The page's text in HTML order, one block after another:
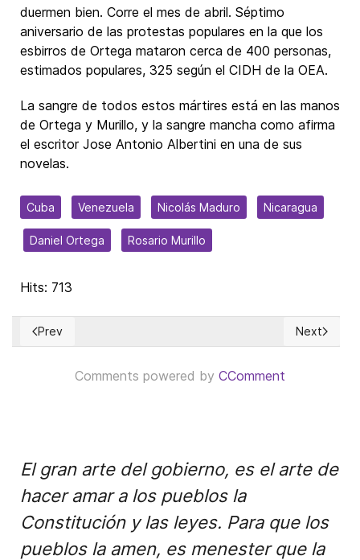
duermen bien. Corre el mes de abril. Séptimo
aniversario de las protestas populares en la que los
esbirros de Ortega mataron cerca de 400 personas,
estimados populares, 325 según el CIDH de la OEA.
La sangre de todos estos mártires está en las manos
de Ortega y Murillo, y la sangre mancha como afirma
el escritor Jose Antonio Albertini en una de sus
novelas.
Cuba Venezuela Nicolás Maduro Nicaragua
Daniel Ortega Rosario Murillo
Hits: 713
Previous article: The bipartisan assault on free speech in
Prev Next
Next
Comments powered by CComment
El gran arte del gobierno, es el arte de
hacer amar a los pueblos la
Constitución y las leyes. Para que los
pueblos la amen, es menester que la